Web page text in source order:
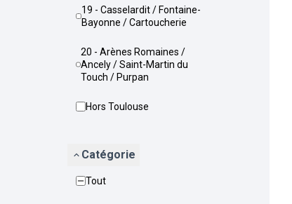
19 - Casselardit / Fontaine-
Bayonne / Cartoucherie
20 - Arènes Romaines /
Ancely / Saint-Martin du
Touch / Purpan
Hors Toulouse
Catégorie
Tout